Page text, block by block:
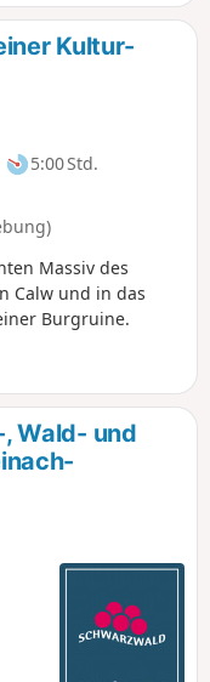
Kultur-
5:00 Std.
Massiv des
Calw und in das
Burgruine.
Wald- und